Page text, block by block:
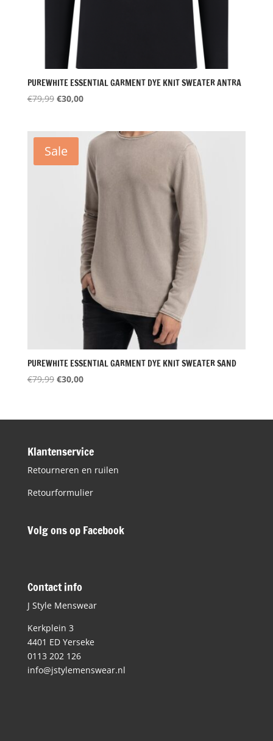
PUREWHITE ESSENTIAL GARMENT DYE KNIT SWEATER ANTRA
€79,99 Oorspronkelijke
€79,99.
€30,00Huidige
€30,00.
Sale
PUREWHITE ESSENTIAL GARMENT DYE KNIT SWEATER SAND
€79,99 Oorspronkelijke
€79,99.
€30,00Huidige
€30,00.
Klantenservice
Retourneren en ruilen
Retourformulier
Volg ons op Facebook
Contact info
J Style Menswear
Kerkplein 3
4401 ED Yerseke
0113 202 126
info@jstylemenswear.nl